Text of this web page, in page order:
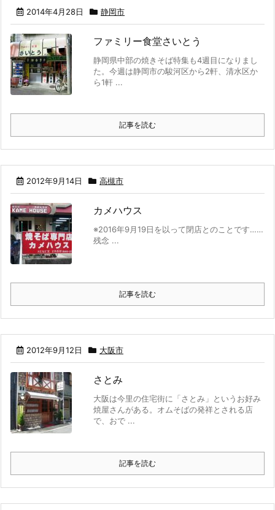
2014年4月28日 静岡市
ファミリー食堂さいとう
静岡県中部の焼きそば特集も4週目になりまし
た。今週は静岡市の駿河区から2軒、清水区か
ら1軒 ...
記事を読む
2012年9月14日 高槻市
カメハウス
※2016年9月19日を以って閉店とのことです……
残念 ...
記事を読む
2012年9月12日 大阪市
さとみ
大阪は今里の住宅街に「さとみ」というお好み
焼屋さんがある。オムそばの発祥とされる店
で、おで ...
記事を読む